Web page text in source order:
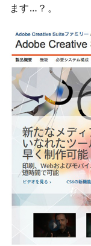
ます…？。